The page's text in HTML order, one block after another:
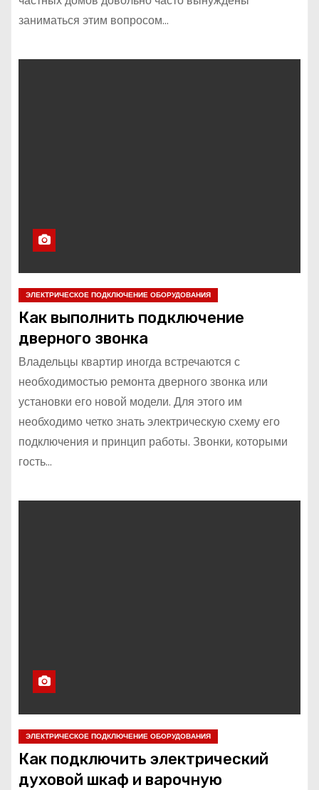
заниматься этим вопросом…
ЭЛЕКТРИЧЕСКОЕ ПОДКЛЮЧЕНИЕ ОБОРУДОВАНИЯ
Как выполнить подключение
дверного звонка
Владельцы квартир иногда встречаются с
необходимостью ремонта дверного звонка или
установки его новой модели. Для этого им
необходимо четко знать электрическую схему его
подключения и принцип работы. Звонки, которыми
гость…
ЭЛЕКТРИЧЕСКОЕ ПОДКЛЮЧЕНИЕ ОБОРУДОВАНИЯ
Как подключить электрический
духовой шкаф и варочную